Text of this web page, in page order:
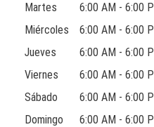
Martes
6:00 AM - 6:00
Miércoles
6:00 AM - 6:00
Jueves
6:00 AM - 6:00
Viernes
6:00 AM - 6:00
Sábado
6:00 AM - 6:00
Domingo
6:00 AM - 6:00